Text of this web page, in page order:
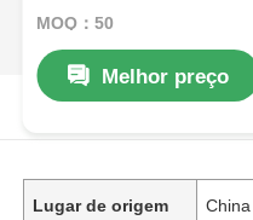
MOQ：50
Melhor preço
DESCRIçãO DE
Lugar de origem China